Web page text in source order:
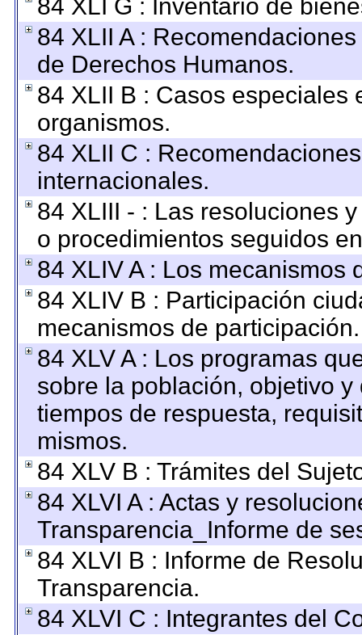
84 XLI G : Inventario de
84 XLII A :
de Derechos Humanos.
84 XLII B : Casos especiales
organismos.
84 XLII C :
internacionales.
84 XLIII - : Las resoluciones
o procedimientos seguidos
84 XLIV A : Los mecanismos
84 XLIV B : Participación
mecanismos de participación.
84 XLV A : Los programas
sobre la población, objetivo
tiempos de respuesta,
mismos.
84 XLV B : Trámites del
84 XLVI A : Actas y
Transparencia_Informe de
84 XLVI B : Informe de
Transparencia.
84 XLVI C : Integrantes del